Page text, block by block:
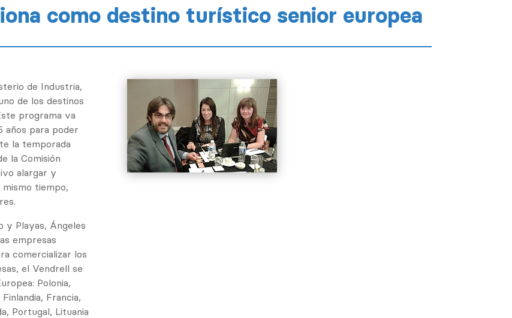
como destino turístico senior europea
de Industria,
de los destinos
programa va
años para poder
la temporada
la Comisión
alargar y
tiempo,
y Playas, Ángeles
empresas
comercializar los
el Vendrell se
Polonia,
Francia,
Portugal, Lituania